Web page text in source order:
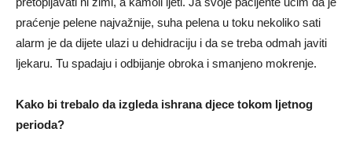
praćenje pelene najvažnije, suha pelena u toku nekoliko sati
alarm je da dijete ulazi u dehidraciju i da se treba odmah javiti
lјekaru. Tu spadaju i odbijanje obroka i smanjeno mokrenje.
Kako bi trebalo da izgleda ishrana djece tokom lјetnog
perioda?